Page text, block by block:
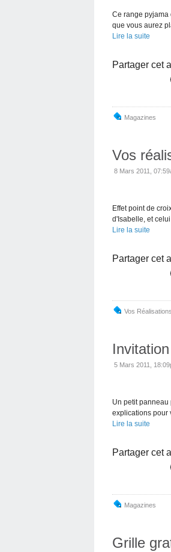
Ce range pyjama
que vous aurez
Lire la suite
Partager cet
Magazines
Vos
8 Mars 2011,
Effet point de
d'Isabelle, et
Lire la suite
Partager cet
Vos Réalisations
5 Mars 2011,
Un petit
explications pour
Lire la suite
Partager cet
Magazines
Grille